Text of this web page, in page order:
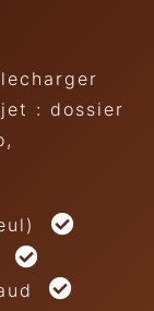
: dossier